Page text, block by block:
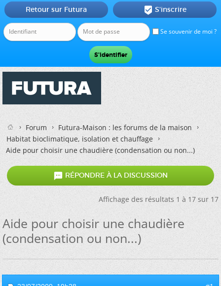
Se souvenir de moi ?
Retour sur Futura  S'inscrire
Forum
Futura-Maison : les forums de la maison
Habitat bioclimatique, isolation et chauffage
Aide pour choisir une chaudière (condensation ou non...)
 RÉPONDRE À LA DISCUSSION
Affichage des résultats 1 à 17 sur 17
Aide pour choisir une chaudière
(condensation ou non...)